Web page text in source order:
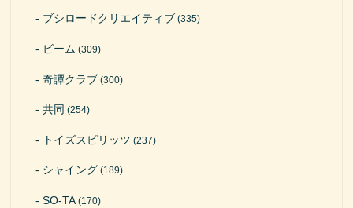
ブシロードクリエイティブ (335)
ビーム (309)
奇譚クラブ (300)
共同 (254)
トイズスピリッツ (237)
シャイング (189)
SO-TA(170)